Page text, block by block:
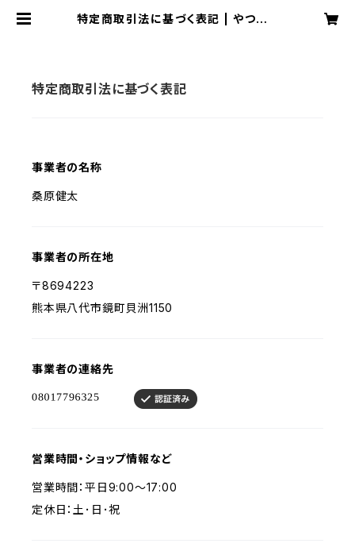
特定商取引法に基づく表記 | やつしろ
特定商取引法に基づく表記
事業者の名称
桑原健太
事業者の所在地
〒8694223
熊本県八代市鏡町貝洲1150
事業者の連絡先
営業時間・ショップ情報など
営業時間：平日9:00〜17:00
定休日：土･日･祝